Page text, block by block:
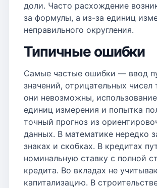
доли. Часто расхождение
за формулы, а из-за единиц
неправильного округления.
Типичные ошибки
Самые частые ошибки — ввод
значений, отрицательных чисел
они невозможны,
единиц измерения и попытка
точный прогноз из
данных. В математике нередко
знаках и скобках. В кредитах
номинальную ставку с полной
кредита. Во вкладах не
капитализацию. В